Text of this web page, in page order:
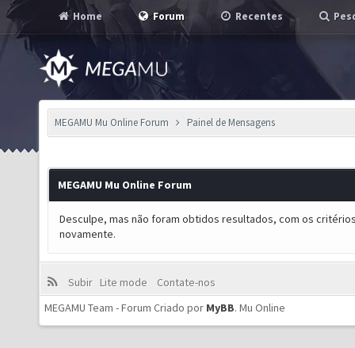
Home Forum Recentes
MEGAMU Mu Online Forum Painel de Mensagens
MEGAMU Mu Online Forum
Desculpe, mas não foram obtidos resultados, com os
novamente.
Subir Lite mode
Contate-nos
MEGAMU Team - Forum Criado por MyBB. Mu Online